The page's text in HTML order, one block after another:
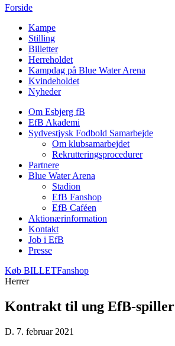
Forside
Kampe
Stilling
Billetter
Herreholdet
Kampdag på Blue Water Arena
Kvindeholdet
Nyheder
Om Esbjerg fB
EfB Akademi
Sydvestjysk Fodbold Samarbejde
Om klubsamarbejdet
Rekrutteringsprocedurer
Partnere
Blue Water Arena
Stadion
EfB Fanshop
EfB Caféen
Aktionærinformation
Kontakt
Job i EfB
Presse
Køb BILLETFanshop
Herrer
Kontrakt til ung EfB-spiller
D. 7. februar 2021